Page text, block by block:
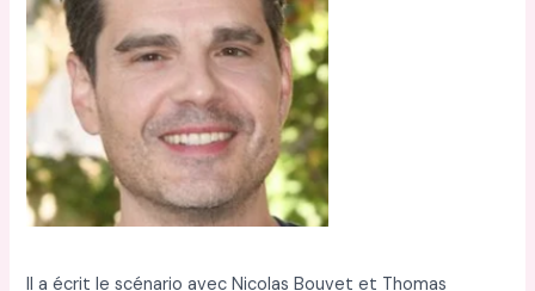
Il a écrit le scénario avec Nicolas Bouvet et Thomas